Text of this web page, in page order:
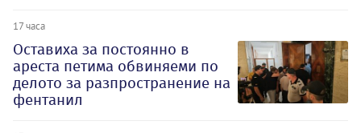
17 часа
Оставиха за постоянно в
ареста петима обвиняеми по
делото за разпространение на
фентанил